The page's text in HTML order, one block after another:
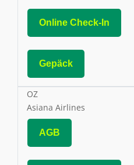
Online Check-In
Gepäck
OZ
Asiana Airlines
AGB